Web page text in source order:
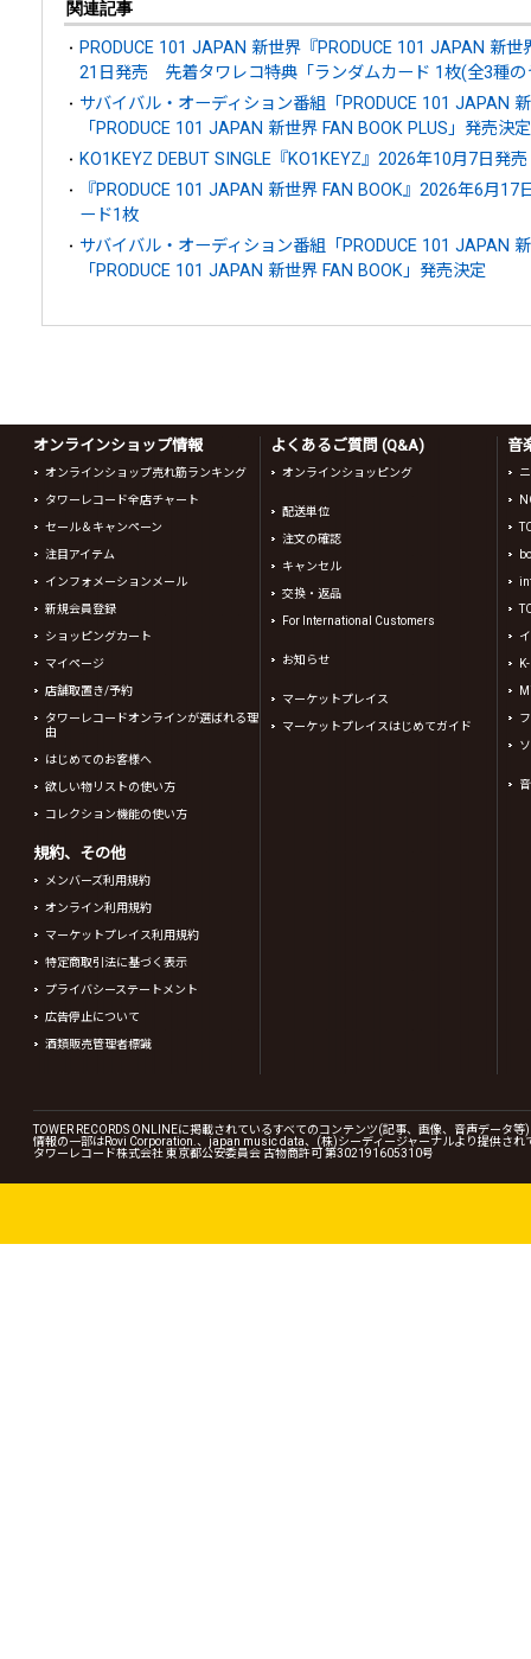
関連記事
PRODUCE 101 JAPAN 新世界『PRODUCE 101 JAPAN 新
21日発売 先着タワレコ特典「ランダムカード 1枚(全3種の
サバイバル・オーディション番組「PRODUCE 101 JAPAN
「PRODUCE 101 JAPAN 新世界 FAN BOOK PLUS」発売決定
KO1KEYZ DEBUT SINGLE『KO1KEYZ』2026年10月7日発売
『PRODUCE 101 JAPAN 新世界 FAN BOOK』2026年6月
ード1枚
サバイバル・オーディション番組「PRODUCE 101 JAPAN
「PRODUCE 101 JAPAN 新世界 FAN BOOK」発売決定
オンラインショップ情報
オンラインショップ売れ筋ランキング
タワーレコード全店チャート
セール＆キャンペーン
注目アイテム
インフォメーションメール
新規会員登録
ショッピングカート
マイページ
店舗取置き/予約
タワーレコードオンラインが選ばれる理
由
はじめてのお客様へ
欲しい物リストの使い方
コレクション機能の使い方
規約、その他
メンバーズ利用規約
オンライン利用規約
マーケットプレイス利用規約
特定商取引法に基づく表示
プライバシーステートメント
広告停止について
酒類販売管理者標識
よくあるご質問 (Q&A)
オンラインショッピング
配送単位
注文の確認
キャンセル
交換・返品
For International Customers
お知らせ
マーケットプレイス
マーケットプレイスはじめてガイド
音
TOWER RECORDS ONLINEに掲載されているすべてのコンテンツ(記事、画像、音声データ
情報の一部はRovi Corporation.、japan music data、(株)シーディージャーナルより提供され
タワーレコード株式会社 東京都公安委員会 古物商許可 第302191605310号